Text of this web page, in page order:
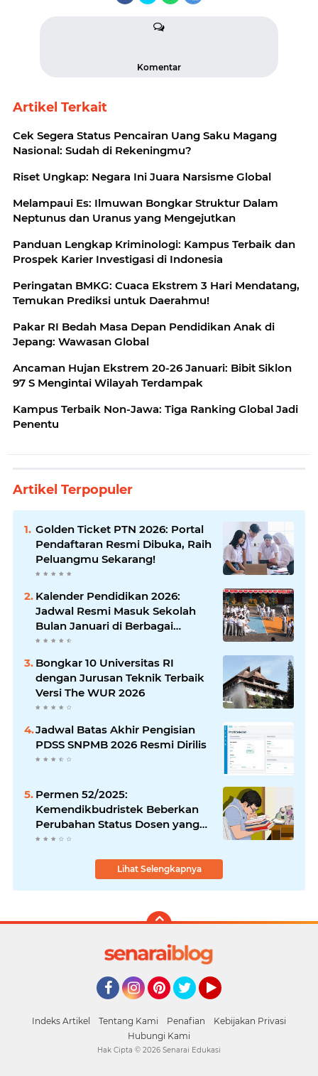
Komentar
Artikel Terkait
Cek Segera Status Pencairan Uang Saku Magang
Nasional: Sudah di Rekeningmu?
Riset Ungkap: Negara Ini Juara Narsisme Global
Melampaui Es: Ilmuwan Bongkar Struktur Dalam
Neptunus dan Uranus yang Mengejutkan
Panduan Lengkap Kriminologi: Kampus Terbaik dan
Prospek Karier Investigasi di Indonesia
Peringatan BMKG: Cuaca Ekstrem 3 Hari Mendatang,
Temukan Prediksi untuk Daerahmu!
Pakar RI Bedah Masa Depan Pendidikan Anak di
Jepang: Wawasan Global
Ancaman Hujan Ekstrem 20-26 Januari: Bibit Siklon
97 S Mengintai Wilayah Terdampak
Kampus Terbaik Non-Jawa: Tiga Ranking Global Jadi
Penentu
Artikel Terpopuler
Golden Ticket PTN 2026: Portal
Pendaftaran Resmi Dibuka, Raih
Peluangmu Sekarang!
Kalender Pendidikan 2026:
Jadwal Resmi Masuk Sekolah
Bulan Januari di Berbagai
Daerah
Bongkar 10 Universitas RI
dengan Jurusan Teknik Terbaik
Versi The WUR 2026
Jadwal Batas Akhir Pengisian
PDSS SNPMB 2026 Resmi Dirilis
Permen 52/2025:
Kemendikbudristek Beberkan
Perubahan Status Dosen yang
Krusial
Lihat Selengkapnya
Indeks Artikel Tentang Kami Penafian
Kebijakan Privasi
Hubungi Kami
Hak Cipta © 2026 Senarai Edukasi